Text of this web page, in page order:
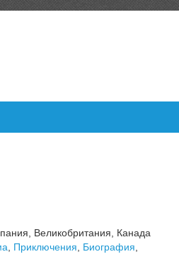
Великобритания, Канада
Приключения Биография